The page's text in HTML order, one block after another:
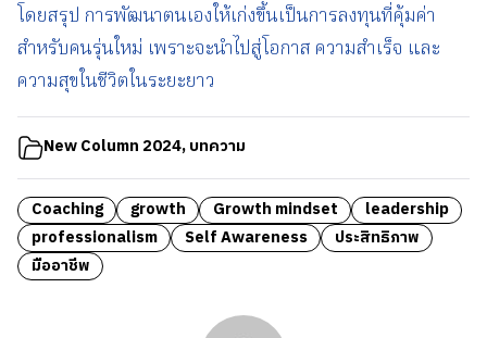
โดยสรุป การพัฒนาตนเองให้เก่งขึ้นเป็นการลงทุนที่คุ้มค่า
สำหรับคนรุ่นใหม่ เพราะจะนำไปสู่โอกาส ความสำเร็จ และ
ความสุขในชีวิตในระยะยาว
New Column 2024,บทความ
Coaching growth Growth mindset
leadership
professionalism
Self Awareness
ประสิทธิภาพ
มืออาชีพ